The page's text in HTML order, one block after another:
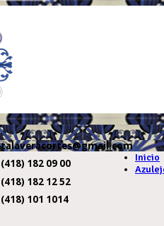
talaveracortes@gmail.com
(418) 182 09 00
(418) 182 12 52
(418) 101 1014
.
Inicio